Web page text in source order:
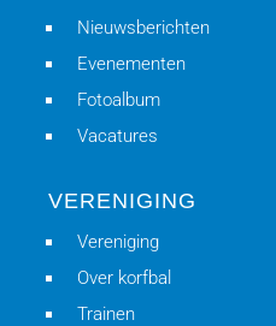
Nieuwsberichten
Evenementen
Fotoalbum
Vacatures
VERENIGING
Vereniging
Over korfbal
Trainen